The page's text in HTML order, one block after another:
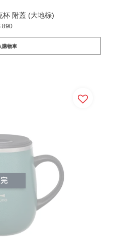
杯 附蓋 (大地棕)
890
購物車